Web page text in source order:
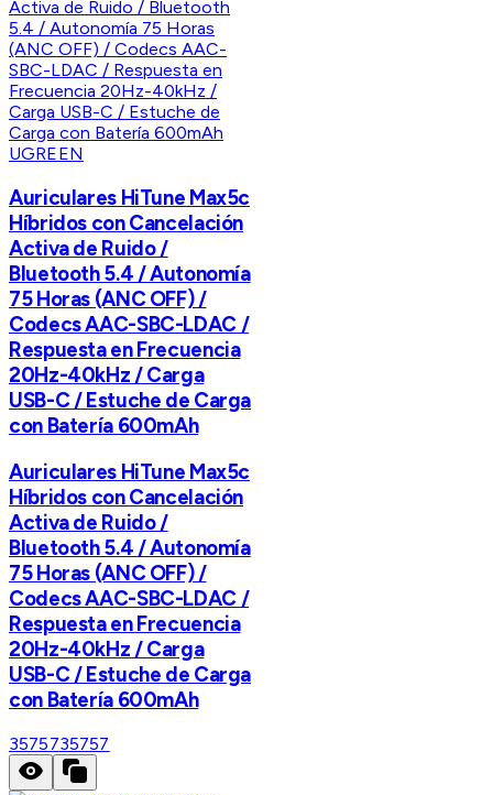
UGREEN
Auriculares HiTune Max5c
Híbridos con Cancelación
Activa de Ruido /
Bluetooth 5.4 / Autonomía
75 Horas (ANC OFF) /
Codecs AAC-SBC-LDAC /
Respuesta en Frecuencia
20Hz-40kHz / Carga
USB-C / Estuche de Carga
con Batería 600mAh
Auriculares HiTune Max5c
Híbridos con Cancelación
Activa de Ruido /
Bluetooth 5.4 / Autonomía
75 Horas (ANC OFF) /
Codecs AAC-SBC-LDAC /
Respuesta en Frecuencia
20Hz-40kHz / Carga
USB-C / Estuche de Carga
con Batería 600mAh
3575735757